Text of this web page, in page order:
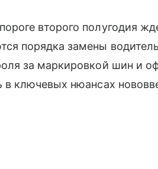
второго полугодия
порядка замены
за маркировкой шин и
в ключевых нюансах